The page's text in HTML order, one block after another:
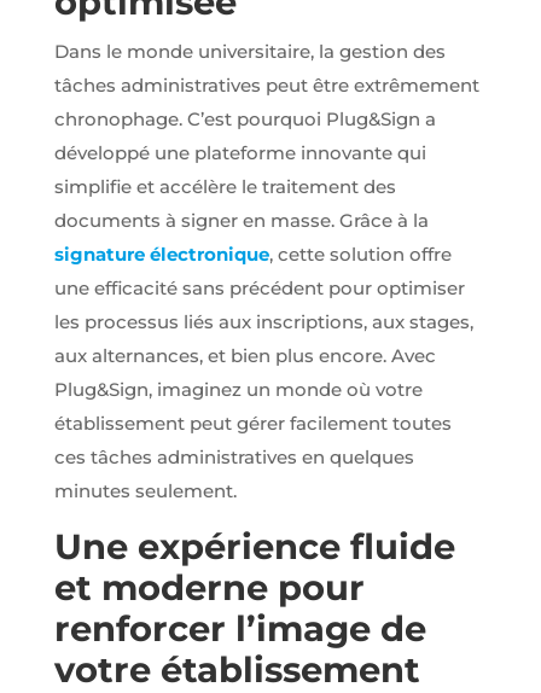
Dans le monde universitaire, la gestion des
tâches administratives peut être extrêmement
chronophage. C’est pourquoi Plug&Sign a
développé une plateforme innovante qui
simplifie et accélère le traitement des
documents à signer en masse. Grâce à la
signature électronique, cette solution offre
une efficacité sans précédent pour optimiser
les processus liés aux inscriptions, aux stages,
aux alternances, et bien plus encore. Avec
Plug&Sign, imaginez un monde où votre
établissement peut gérer facilement toutes
ces tâches administratives en quelques
minutes seulement.
Une expérience fluide
et moderne pour
renforcer l’image de
votre établissement
relation pour
contacter.
Audience
Nous
utilisons
Google
Analytics
mesurer
l'audience
internet. Ces
cookies
des données
anonymes
afin
d'analyser
comment
les visiteurs
notre site et
interagissent
dessus.
Experience